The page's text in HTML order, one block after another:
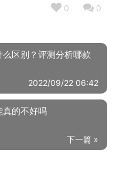
0 0
区别？评测分析哪款
2022/09/22 06:42
的不好吗
下一篇 »